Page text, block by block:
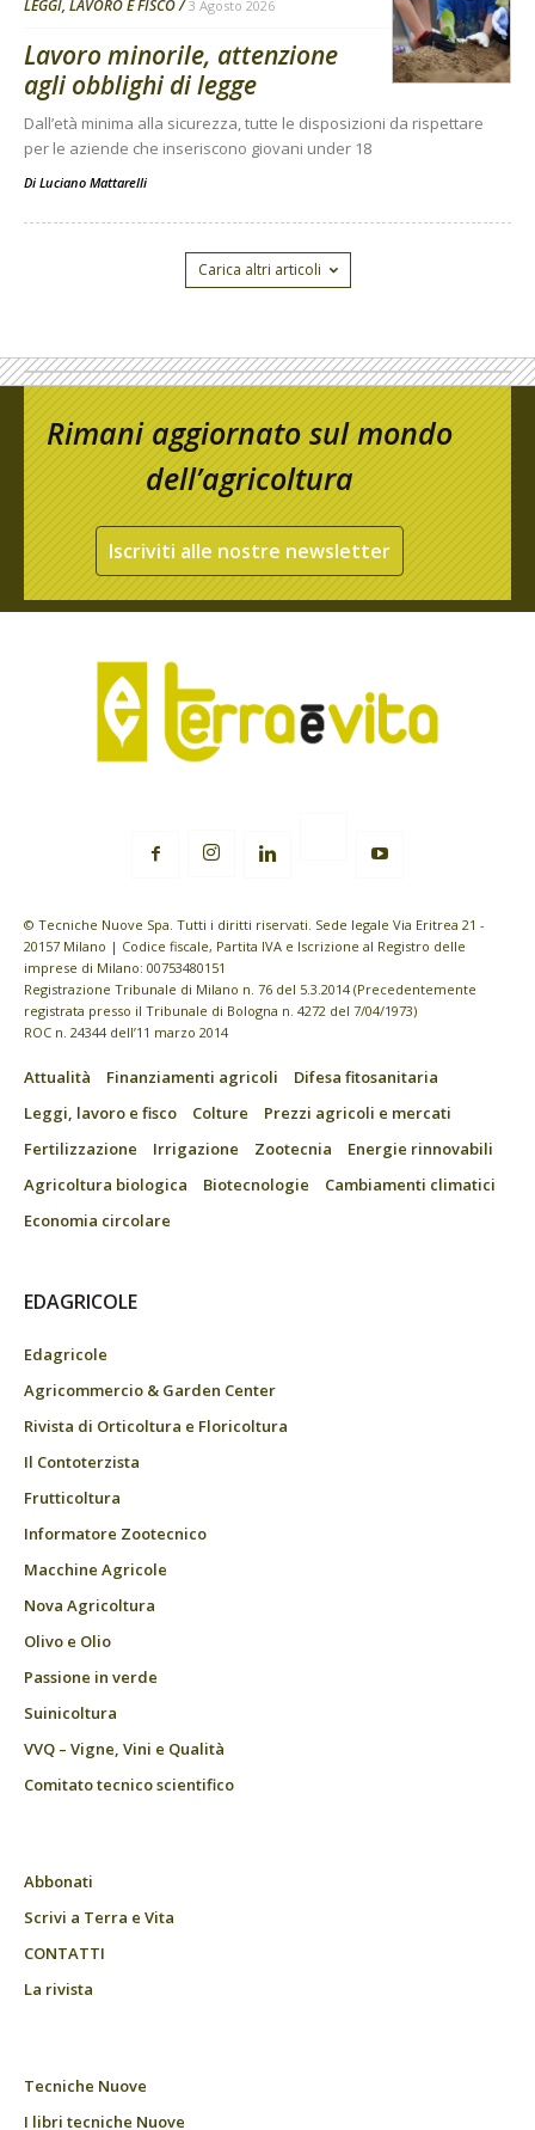
LEGGI, LAVORO E FISCO 3 Agosto 2026
Lavoro minorile, attenzione
agli obblighi di legge
Dall’età minima alla sicurezza, tutte le disposizioni da rispettare
per le aziende che inseriscono giovani under 18
Di Luciano Mattarelli
Carica altri articoli
Rimani aggiornato sul mondo
dell’agricoltura
Iscriviti alle nostre newsletter
© Tecniche Nuove Spa. Tutti i diritti riservati. Sede legale Via Eritrea 21 -
20157 Milano | Codice fiscale, Partita IVA e Iscrizione al Registro delle
imprese di Milano: 00753480151
Registrazione Tribunale di Milano n. 76 del 5.3.2014 (Precedentemente
registrata presso il Tribunale di Bologna n. 4272 del 7/04/1973)
ROC n. 24344 dell’11 marzo 2014
Attualità Finanziamenti agricoli
Difesa fitosanitaria
Leggi, lavoro e fisco
Colture
Prezzi agricoli e mercati
Fertilizzazione
Irrigazione Zootecnia
Energie rinnovabili
Agricoltura biologica
Biotecnologie
Cambiamenti climatici
Economia circolare
EDAGRICOLE
Edagricole
Agricommercio & Garden Center
Rivista di Orticoltura e Floricoltura
Il Contoterzista
Frutticoltura
Informatore Zootecnico
Macchine Agricole
Nova Agricoltura
Olivo e Olio
Passione in verde
Suinicoltura
VVQ – Vigne, Vini e Qualità
Comitato tecnico scientifico
Abbonati
Scrivi a Terra e Vita
CONTATTI
La rivista
Tecniche Nuove
I libri tecniche Nuove